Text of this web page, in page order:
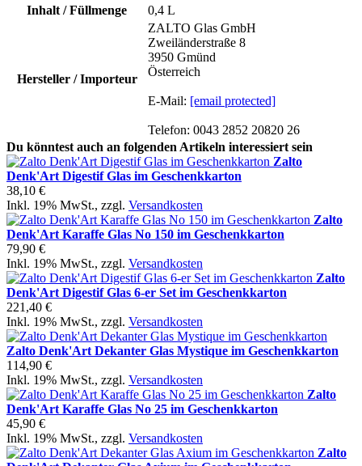
Inhalt / Füllmenge
0,4 L
Hersteller / Importeur
ZALTO Glas GmbH
Zweiländerstraße 8
3950 Gmünd
Österreich
E-Mail: [email protected]
Telefon: 0043 2852 20820 26
Du könntest auch an folgenden Artikeln interessiert sein
Zalto
Denk'Art Digestif Glas im Geschenkkarton
38,10 €
Inkl. 19% MwSt., zzgl. Versandkosten
Zalto
Denk'Art Karaffe Glas No 150 im Geschenkkarton
79,90 €
Inkl. 19% MwSt., zzgl. Versandkosten
Zalto
Denk'Art Digestif Glas 6-er Set im Geschenkkarton
221,40 €
Inkl. 19% MwSt., zzgl. Versandkosten
Zalto Denk'Art Dekanter Glas Mystique im Geschenkkarton
114,90 €
Inkl. 19% MwSt., zzgl. Versandkosten
Zalto
Denk'Art Karaffe Glas No 25 im Geschenkkarton
45,90 €
Inkl. 19% MwSt., zzgl. Versandkosten
Zalto